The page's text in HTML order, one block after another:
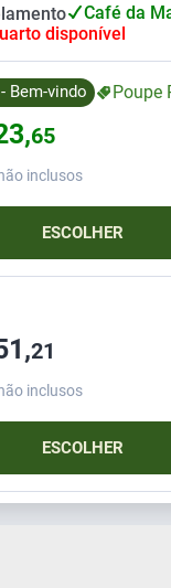
Café da
disponível
Bem-vindo Poupe
65
inclusos
ESCOLHER
21
inclusos
ESCOLHER